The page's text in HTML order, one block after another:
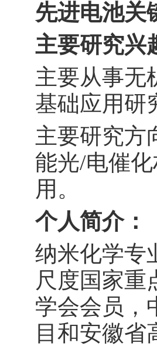
先进电池关
主要研究兴
主要从事无
基础应用研
主要研究方
能光/电催
用。
个人简介：
纳米化学专
尺度国家重
学会会员，
目和安徽省